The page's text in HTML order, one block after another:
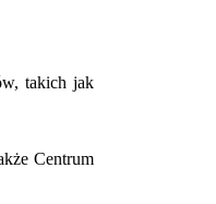
takich jak
Centrum